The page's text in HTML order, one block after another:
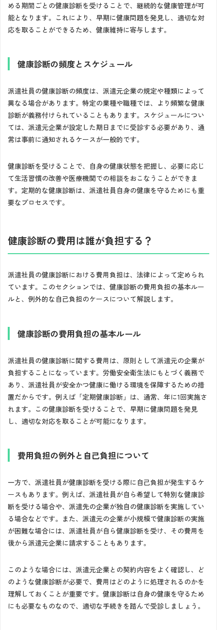
める期間ごとの健康診断を受けることで、継続的な健康管理が可
能となります。これにより、早期に健康問題を発見し、適切な対
応を取ることができるため、健康維持に寄与します。
健康診断の頻度とスケジュール
派遣社員の健康診断の頻度は、派遣元企業の規定や種類によって
異なる場合があります。特定の業種や職種では、より頻繁な健康
診断が義務付けられていることもあります。スケジュールについ
ては、派遣元企業が設定した期日までに受診する必要があり、通
常は事前に通知されるケースが一般的です。
健康診断を受けることで、自身の健康状態を把握し、必要に応じ
て生活習慣の改善や医療機関での相談をおこなうことができま
す。定期的な健康診断は、派遣社員自身の健康を守るためにも重
要なプロセスです。
健康診断の費用は誰が負担する？
派遣社員の健康診断における費用負担は、法律によって定められ
ています。このセクションでは、健康診断の費用負担の基本ルー
ルと、例外的な自己負担のケースについて解説します。
健康診断の費用負担の基本ルール
派遣社員の健康診断に関する費用は、原則として派遣元の企業が
負担することになっています。労働安全衛生法にもとづく義務で
あり、派遣社員が安全かつ健康に働ける環境を保障するための措
置だからです。例えば「定期健康診断」は、通常、年に1回実施さ
れます。この健康診断を受けることで、早期に健康問題を発見
し、適切な対応を取ることが可能になります。
費用負担の例外と自己負担について
一方で、派遣社員が健康診断を受ける際に自己負担が発生するケ
ースもあります。例えば、派遣社員が自ら希望して特別な健康診
断を受ける場合や、派遣先の企業が独自の健康診断を実施してい
る場合などです。また、派遣元の企業が小規模で健康診断の実施
が困難な場合には、派遣社員が自ら健康診断を受け、その費用を
後から派遣元企業に請求することもあります。
このような場合には、派遣元企業との契約内容をよく確認し、ど
のような健康診断が必要で、費用はどのように処理されるのかを
理解しておくことが重要です。健康診断は自身の健康を守るため
にも必要なものなので、適切な手続きを踏んで受診しましょう。